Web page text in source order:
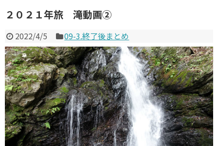
２０２１年旅 滝動画②
2022/4/5 09-3.終了後まとめ